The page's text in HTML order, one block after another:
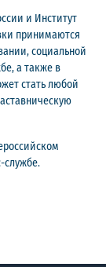
и Институт
принимаются
социальной
а также в
стать любой
службе.